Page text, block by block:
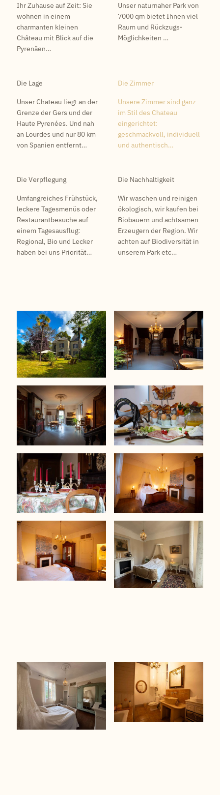
Ihr Zuhause auf Zeit: Sie
wohnen in einem
charmanten kleinen
Château mit Blick auf die
Pyrenäen…
Unser naturnaher Park von
7000 qm bietet Ihnen viel
Raum und Rückzugs-
Möglichkeiten …
Die Lage
Unser Chateau liegt an der
Grenze der Gers und der
Haute Pyrenées. Und nah
an Lourdes und nur 80 km
von Spanien entfernt…
Die Zimmer
Unsere Zimmer sind ganz
im Stil des Chateau
eingerichtet:
geschmackvoll, individuell
und authentisch…
Die Verpflegung
Umfangreiches Frühstück,
leckere Tagesmenüs oder
Restaurantbesuche auf
einem Tagesausflug:
Regional, Bio und Lecker
haben bei uns Priorität…
Die Nachhaltigkeit
Wir waschen und reinigen
ökologisch, wir kaufen bei
Biobauern und achtsamen
Erzeugern der Region. Wir
achten auf Biodiversität in
unserem Park etc…